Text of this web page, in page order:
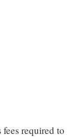
fees required